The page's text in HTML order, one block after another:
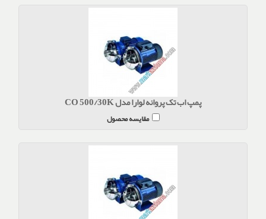
پمپ اب تک پروانه لوارا مدل CO 500/30K
مقایسه محصول